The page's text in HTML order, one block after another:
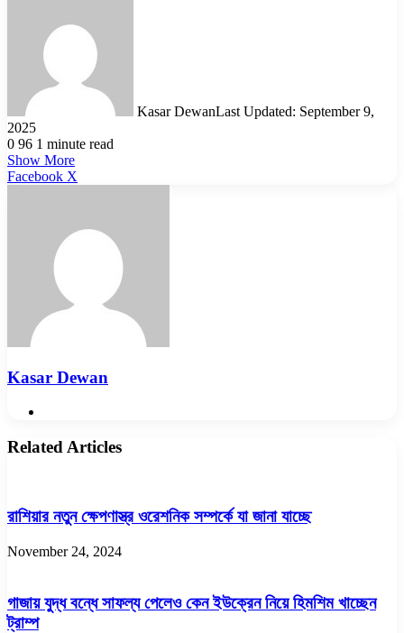
Kasar DewanLast Updated: September 9,
2025
0 96 1 minute read
Show More
Facebook X
Kasar Dewan
Related Articles
রাশিয়ার নতুন ক্ষেপণাস্ত্র ওরেশনিক সম্পর্কে যা জানা যাচ্ছে
November 24, 2024
গাজায় যুদ্ধ বন্ধে সাফল্য পেলেও কেন ইউক্রেন নিয়ে হিমশিম খাচ্ছেন
ট্রাম্প